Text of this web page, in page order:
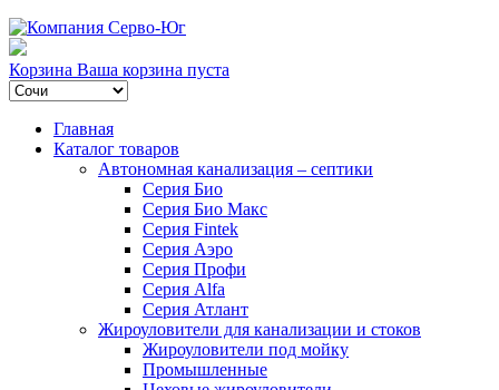
Корзина Ваша корзина пуста
Главная
Каталог товаров
Автономная канализация – септики
Серия Био
Серия Био Макс
Серия Fintek
Серия Аэро
Серия Профи
Серия Alfa
Серия Атлант
Жироуловители для канализации и стоков
Жироуловители под мойку
Промышленные